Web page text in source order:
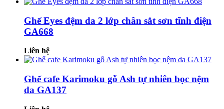
Ghế Eyes đệm da 2 lớp chân sắt sơn tĩnh điện
GA668
Liên hệ
Ghế cafe Karimoku gỗ Ash tự nhiên bọc nệm
da GA137